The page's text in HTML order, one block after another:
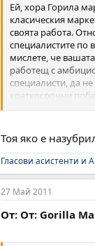
Ей, хора Горила
класическия
своята работа.
специалистите по
мислете, че
работещ с
специалисти, да
краткосрочни
тяхната компания
Тоя яко е
Гласови асистенти и
27 Май 2011
От: От: Gorilla